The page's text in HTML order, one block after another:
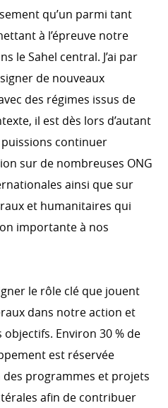
qu’un parmi tant
à l’épreuve notre
le Sahel central. J’ai par
de nouveaux
des régimes issus de
il est dès lors d’autant
continuer
sur de nombreuses ONG
ainsi que sur
et humanitaires qui
importante à nos
le rôle clé que jouent
dans notre action et
Environ 30 % de
est réservée
programmes et projets
afin de contribuer